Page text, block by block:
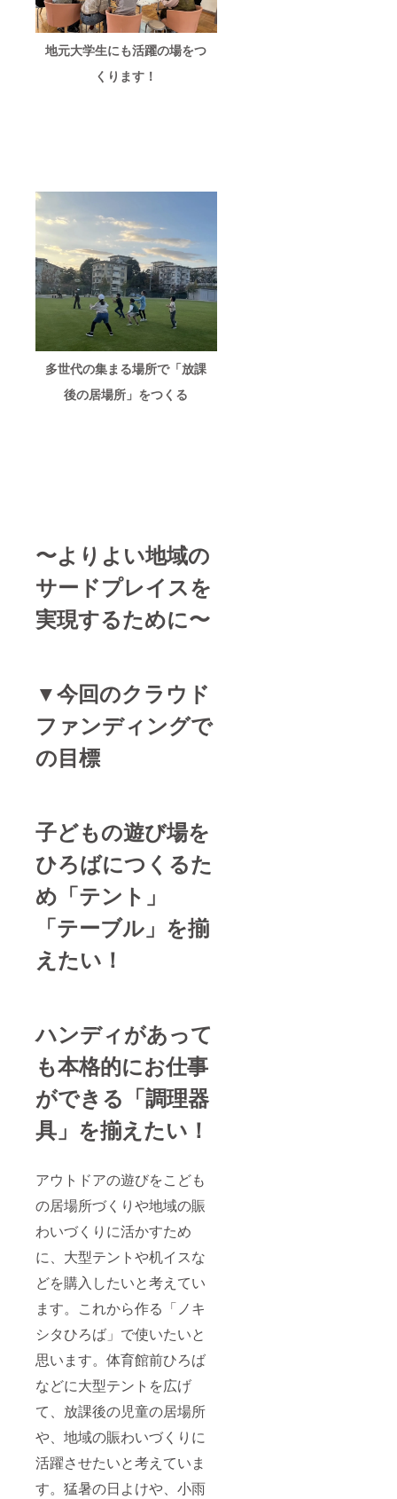
地元大学生にも活躍の場をつ
くります！
多世代の集まる場所で「放課
後の居場所」をつくる
〜よりよい地域の
サードプレイスを
実現するために〜
▼今回のクラウド
ファンディングで
の目標
子どもの遊び場を
ひろばにつくるた
め「テント」
「テーブル」を揃
えたい！
ハンディがあって
も本格的にお仕事
ができる「調理器
具」を揃えたい！
アウトドアの遊びをこども
の居場所づくりや地域の賑
わいづくりに活かすため
に、大型テントや机イスな
どを購入したいと考えてい
ます。これから作る「ノキ
シタひろば」で使いたいと
思います。体育館前ひろば
などに大型テントを広げ
て、放課後の児童の居場所
や、地域の賑わいづくりに
活躍させたいと考えていま
す。猛暑の日よけや、小雨